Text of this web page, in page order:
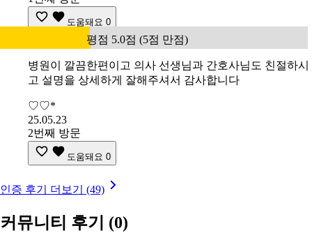
도움돼요 0
평점 5.0점 (5점 만점)
병원이 깔끔한편이고 의사 선생님과 간호사님도 친절하시
고 설명을 상세하게 잘해주셔서 감사합니다
♡♡*
25.05.23
2번째 방문
도움돼요 0
인증 후기 더보기 (49)
커뮤니티 후기 (0)